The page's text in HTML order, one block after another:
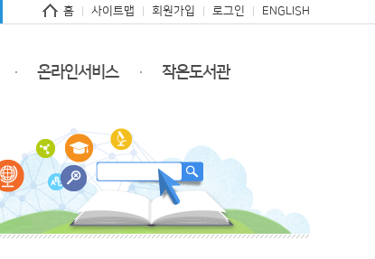
홈 사이트맵 회원가입 로그인 ENGLISH
온라인서비스 작은도서관